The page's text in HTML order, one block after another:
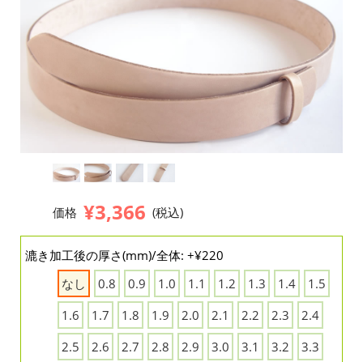
価格 ¥3,366 (税込)
漉き加工後の厚さ(mm)/全体: +¥220
なし
0.8 0.9 1.0 1.1 1.2 1.3 1.4
1.5
1.6
1.7 1.8 1.9 2.0 2.1 2.2 2.3
2.4
2.5
2.6 2.7 2.8 2.9 3.0 3.1 3.2
3.3